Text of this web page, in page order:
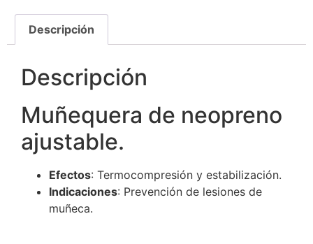
Descripción
Descripción
Muñequera de neopreno
ajustable.
Efectos: Termocompresión y estabilización.
Indicaciones: Prevención de lesiones de
muñeca.